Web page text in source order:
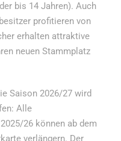
bis 14 Jahren). Auch
profitieren von
erhalten attraktive
neuen Stammplatz
Saison 2026/27 wird
Alle
26 können ab dem
verlängern. Der